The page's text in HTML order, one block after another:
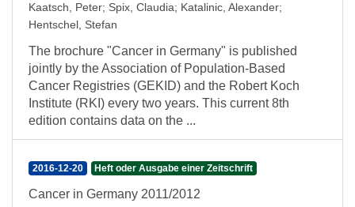
Kaatsch, Peter; Spix, Claudia; Katalinic, Alexander;
Hentschel, Stefan
The brochure "Cancer in Germany" is published
jointly by the Association of Population-Based
Cancer Registries (GEKID) and the Robert Koch
Institute (RKI) every two years. This current 8th
edition contains data on the ...
2016-12-20 Heft oder Ausgabe einer Zeitschrift
Cancer in Germany 2011/2012